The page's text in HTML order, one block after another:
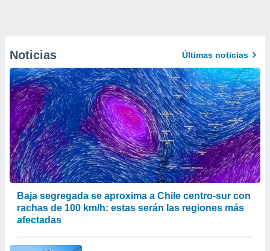
Noticias Últimas noticias
Baja segregada se aproxima a Chile centro-sur con
rachas de 100 km/h: estas serán las regiones más
afectadas